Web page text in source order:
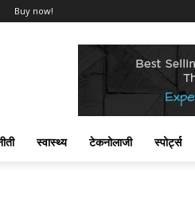
Buy now!
स्वास्थ्य टेकनोलाजी स्पोर्ट्स